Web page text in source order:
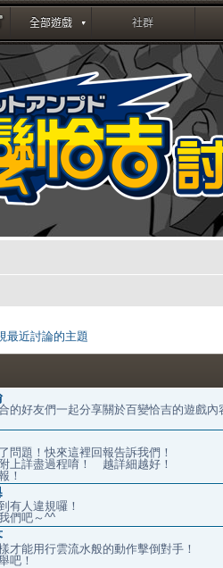
最近討論的主題
的好友們一起分享關於百變恰吉的遊戲內
問題！快來這裡回報告訴我們！
上詳盡過程唷！ 越詳細越好！
！
人違規囉！
們吧～^^
才能用行雲流水般的動作擊倒對手！
吧！